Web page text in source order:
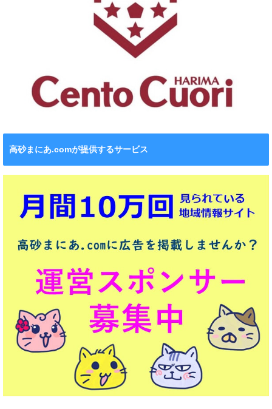
高砂まにあ.comが提供するサービス